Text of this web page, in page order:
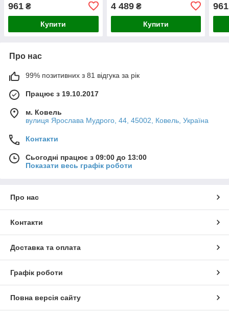
961 ₴
Купити
4 489₴
Купити
961
Про нас
99% позитивних з 81 відгука за рік
Працює з 19.10.2017
м. Ковель
вулиця Ярослава Мудрого, 44, 45002, Ковель, Україна
Контакти
Сьогодні працює з 09:00 до 13:00
Показати весь графік роботи
Про нас
Контакти
Доставка та оплата
Графік роботи
Повна версія сайту